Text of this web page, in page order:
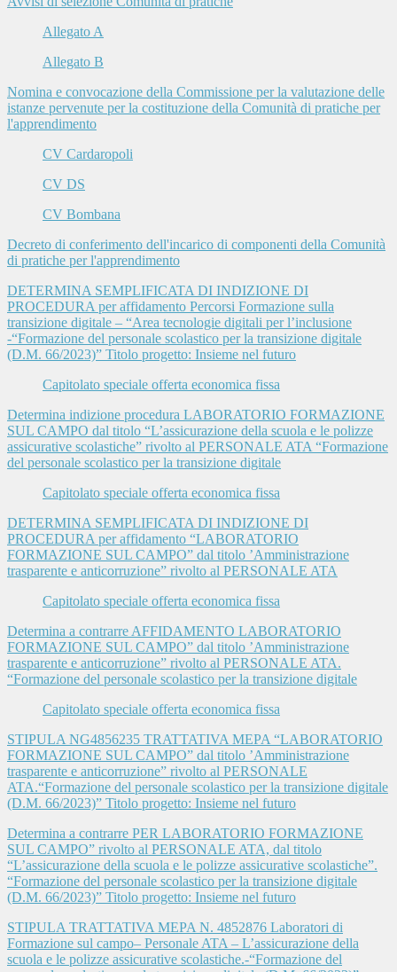
Allegato A
Allegato B
Nomina e convocazione della Commissione per la valutazione delle
istanze pervenute per la costituzione della Comunità di pratiche per
l'apprendimento
CV Cardaropoli
CV DS
CV Bombana
Decreto di conferimento dell'incarico di componenti della Comunità
di pratiche per l'apprendimento
DETERMINA SEMPLIFICATA DI INDIZIONE DI
PROCEDURA per affidamento Percorsi Formazione sulla
transizione digitale – “Area tecnologie digitali per l’inclusione
-“Formazione del personale scolastico per la transizione digitale
(D.M. 66/2023)” Titolo progetto: Insieme nel futuro
Capitolato speciale offerta economica fissa
Determina indizione procedura LABORATORIO FORMAZIONE
SUL CAMPO dal titolo “L’assicurazione della scuola e le polizze
assicurative scolastiche” rivolto al PERSONALE ATA “Formazione
del personale scolastico per la transizione digitale
Capitolato speciale offerta economica fissa
DETERMINA SEMPLIFICATA DI INDIZIONE DI
PROCEDURA per affidamento “LABORATORIO
FORMAZIONE SUL CAMPO” dal titolo ’Amministrazione
trasparente e anticorruzione” rivolto al PERSONALE ATA
Capitolato speciale offerta economica fissa
Determina a contrarre AFFIDAMENTO LABORATORIO
FORMAZIONE SUL CAMPO” dal titolo ’Amministrazione
trasparente e anticorruzione” rivolto al PERSONALE ATA.
“Formazione del personale scolastico per la transizione digitale
Capitolato speciale offerta economica fissa
STIPULA NG4856235 TRATTATIVA MEPA “LABORATORIO
FORMAZIONE SUL CAMPO” dal titolo ’Amministrazione
trasparente e anticorruzione” rivolto al PERSONALE
ATA.“Formazione del personale scolastico per la transizione digitale
(D.M. 66/2023)” Titolo progetto: Insieme nel futuro
Determina a contrarre PER LABORATORIO FORMAZIONE
SUL CAMPO” rivolto al PERSONALE ATA, dal titolo
“L’assicurazione della scuola e le polizze assicurative scolastiche”.
“Formazione del personale scolastico per la transizione digitale
(D.M. 66/2023)” Titolo progetto: Insieme nel futuro
STIPULA TRATTATIVA MEPA N. 4852876 Laboratori di
Formazione sul campo– Personale ATA – L’assicurazione della
scuola e le polizze assicurative scolastiche.-“Formazione del